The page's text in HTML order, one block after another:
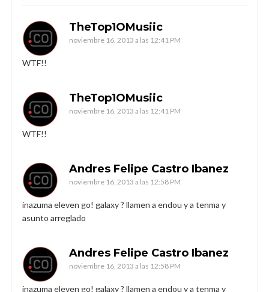
TheTop1OMusiic
noviembre 16, 2013 a las 12:41 PM
WTF!!
TheTop1OMusiic
noviembre 16, 2013 a las 12:41 PM
WTF!!
Andres Felipe Castro Ibanez
noviembre 16, 2013 a las 12:58 PM
inazuma eleven go! galaxy ? llamen a endou y a tenma y
asunto arreglado
Andres Felipe Castro Ibanez
noviembre 16, 2013 a las 12:58 PM
inazuma eleven go! galaxy ? llamen a endou y a tenma y